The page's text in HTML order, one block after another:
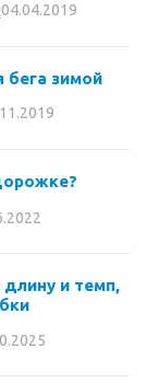
04.04.2019
бега зимой
и темп,